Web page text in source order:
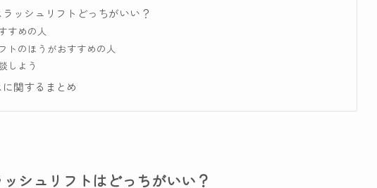
ッシュリフトどっちがいい？
すめの人
トのほうがおすすめの人
しよう
関するまとめ
シュリフトはどっちがいい？